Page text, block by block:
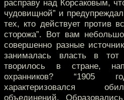
расправу над Корсаковым,
чудовищной” и
тех, кто действует против
сторожа”. Вот вам
совершенно разные
занималась власть в
творилось в стране,
охранников? “1905
характеризовался
объединений.